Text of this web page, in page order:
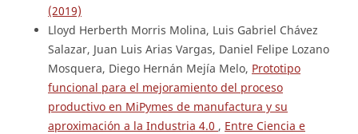
(2019)
Lloyd Herberth Morris Molina, Luis Gabriel Chávez
Salazar, Juan Luis Arias Vargas, Daniel Felipe Lozano
Mosquera, Diego Hernán Mejía Melo, Prototipo
funcional para el mejoramiento del proceso
productivo en MiPymes de manufactura y su
aproximación a la Industria 4.0 , Entre Ciencia e